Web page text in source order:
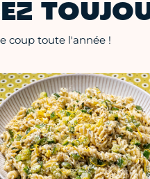
coup toute l'année !